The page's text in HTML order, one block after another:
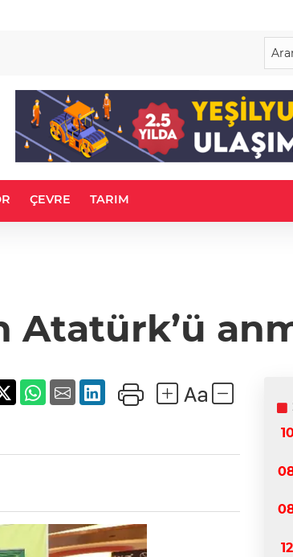
ÇEVRE TARIM
Atatürk’ü